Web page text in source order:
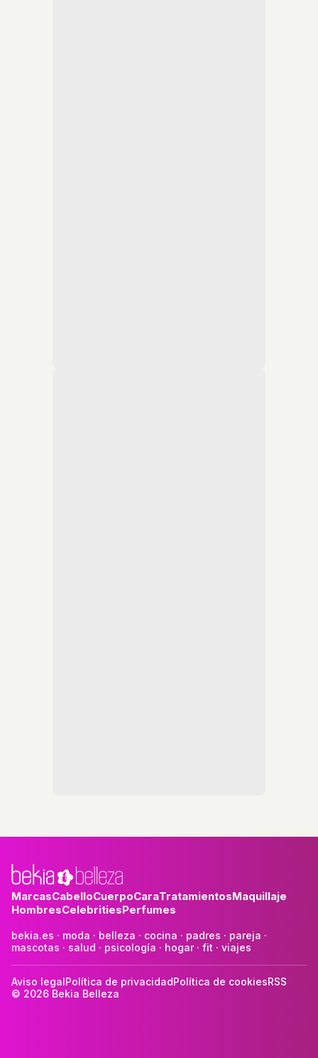
MarcasCabelloCuerpoCaraTratamientosMaquillaje
HombresCelebritiesPerfumes
bekia.es · moda · belleza · cocina · padres · pareja ·
mascotas · salud · psicología · hogar· fit · viajes
Aviso legalPolítica de privacidadPolítica de cookiesRSS
© 2026 Bekia Belleza